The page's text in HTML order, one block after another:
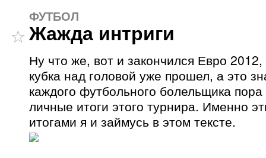
ФУТБОЛ
Жажда интриги
Ну что же, вот и закончился Евро
кубка над головой уже прошел, а это
каждого футбольного болельщика
личные итоги этого турнира. Именно
итогами я и займусь в этом тексте.